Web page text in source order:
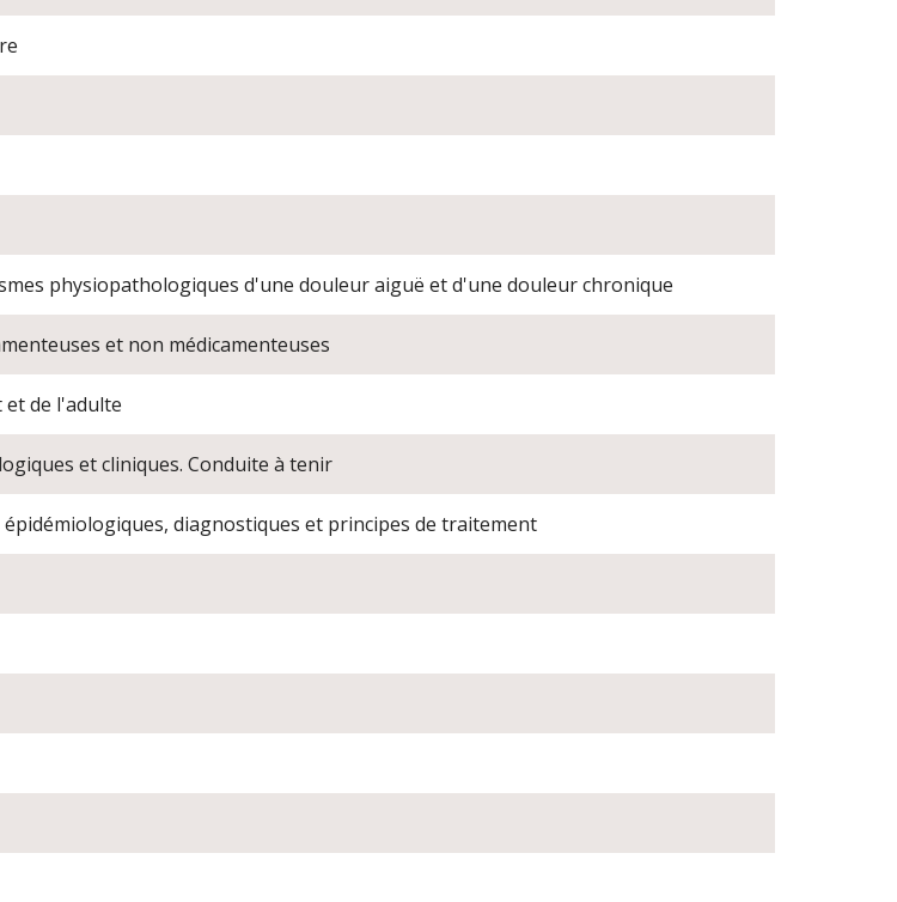
physiopathologiques d'une douleur aiguë et d'une douleur chronique
et non médicamenteuses
de l'adulte
et cliniques. Conduite à tenir
diagnostiques et principes de traitement